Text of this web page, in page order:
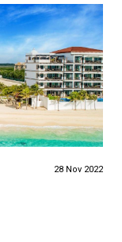
28 Nov 2022